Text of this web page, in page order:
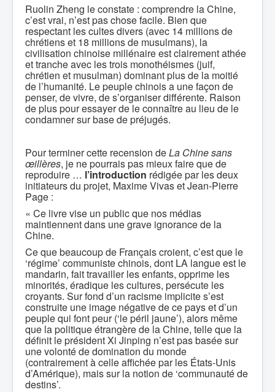
Ruolin Zheng le constate : comprendre la Chine,
c’est vrai, n’est pas chose facile. Bien que
respectant les cultes divers (avec 14 millions de
chrétiens et 18 millions de musulmans), la
civilisation chinoise millénaire est clairement athée
et tranche avec les trois monothéismes (juif,
chrétien et musulman) dominant plus de la moitié
de l’humanité. Le peuple chinois a une façon de
penser, de vivre, de s’organiser différente. Raison
de plus pour essayer de le connaître au lieu de le
condamner sur base de préjugés.
Pour terminer cette recension deLa Chine sans
œillères, je ne pourrais pas mieux faire que de
reproduire … l’introduction rédigée par les deux
initiateurs du projet, Maxime Vivas et Jean-Pierre
Page :
« Ce livre vise un public que nos médias
maintiennent dans une grave ignorance de la
Chine.
Ce que beaucoup de Français croient, c’est que le
‘régime’ communiste chinois, dont LA langue est le
mandarin, fait travailler les enfants, opprime les
minorités, éradique les cultures, persécute les
croyants. Sur fond d’un racisme implicite s’est
construite une image négative de ce pays et d’un
peuple qui font peur (‘le péril jaune’), alors même
que la politique étrangère de la Chine, telle que la
définit le président Xi Jinping n’est pas basée sur
une volonté de domination du monde
(contrairement à celle affichée par les États-Unis
d’Amérique), mais sur la notion de ‘communauté de
destins’.